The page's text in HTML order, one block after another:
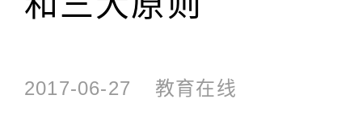
2017-06-27 教育在线